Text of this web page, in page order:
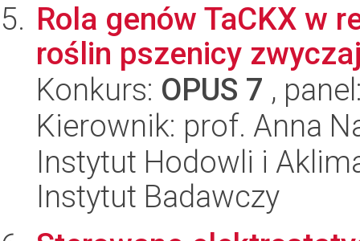
Rola genów TaCKX w
roślin pszenicy
Konkurs: OPUS 7 ,
Kierownik: prof. Anna
Instytut Hodowli i
Instytut Badawczy